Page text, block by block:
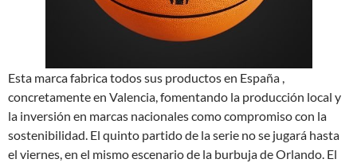
Esta marca fabrica todos sus productos en España ,
concretamente en Valencia, fomentando la producción local y
la inversión en marcas nacionales como compromiso con la
sostenibilidad. El quinto partido de la serie no se jugará hasta
el viernes, en el mismo escenario de la burbuja de Orlando. El